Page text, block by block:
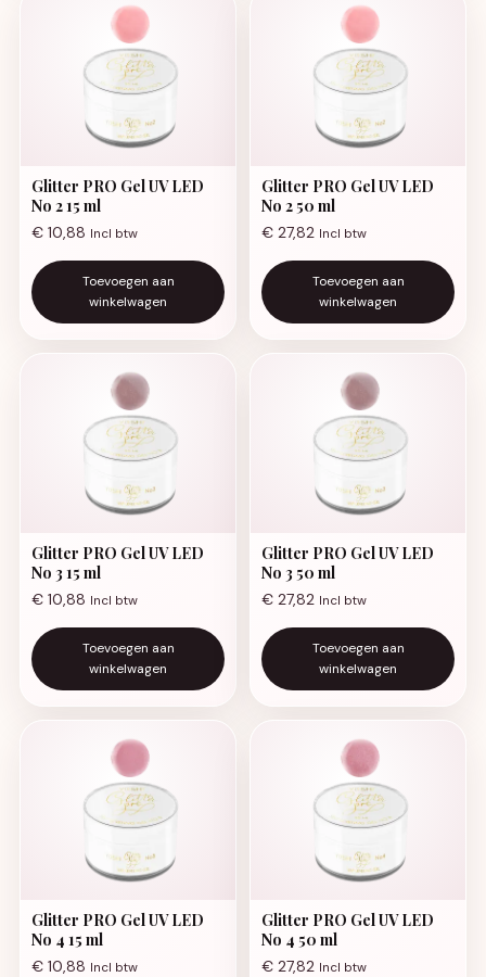
Glitter PRO Gel UV LED
No 2 15 ml
€ 10,88 Incl btw
Toevoegen aan
winkelwagen
Glitter PRO Gel UV LED
No 2 50 ml
€ 27,82 Incl btw
Toevoegen aan
winkelwagen
Glitter PRO Gel UV LED
No 3 15 ml
€ 10,88 Incl btw
Toevoegen aan
winkelwagen
Glitter PRO Gel UV LED
No 3 50 ml
€ 27,82 Incl btw
Toevoegen aan
winkelwagen
Glitter PRO Gel UV LED
No 4 15 ml
€ 10,88 Incl btw
Glitter PRO Gel UV LED
No 4 50 ml
€ 27,82 Incl btw